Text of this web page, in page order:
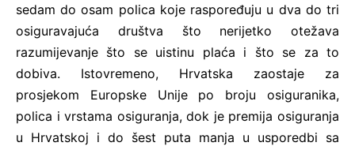
sedam do osam polica koje raspoređuju u dva do tri
osiguravajuća društva što nerijetko otežava
razumijevanje što se uistinu plaća i što se za to
dobiva. Istovremeno, Hrvatska zaostaje za
prosjekom Europske Unije po broju osiguranika,
polica i vrstama osiguranja, dok je premija osiguranja
u Hrvatskoj i do šest puta manja u usporedbi sa